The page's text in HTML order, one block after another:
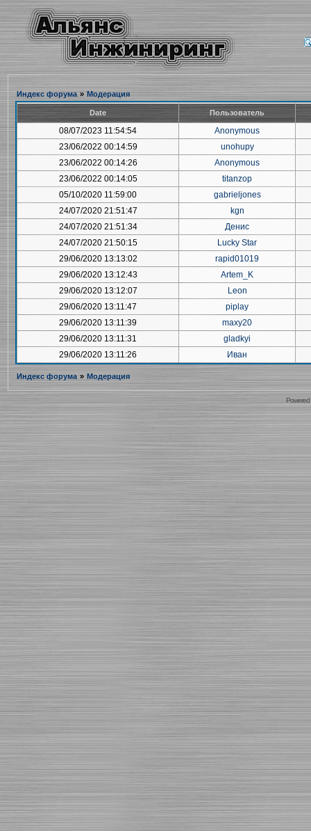
Индекс форума » Модерация
Date Пользователь
08/07/2023 11:54:54
Anonymous
23/06/2022 00:14:59
unohupy
23/06/2022 00:14:26
Anonymous
23/06/2022 00:14:05
titanzop
05/10/2020 11:59:00
gabrieljones
24/07/2020 21:51:47
kgn
24/07/2020 21:51:34
Денис
24/07/2020 21:50:15
Lucky Star
29/06/2020 13:13:02
rapid01019
29/06/2020 13:12:43
Artem_K
29/06/2020 13:12:07
Leon
29/06/2020 13:11:47
piplay
29/06/2020 13:11:39
maxy20
29/06/2020 13:11:31
gladkyi
29/06/2020 13:11:26
Иван
Индекс форума » Модерация